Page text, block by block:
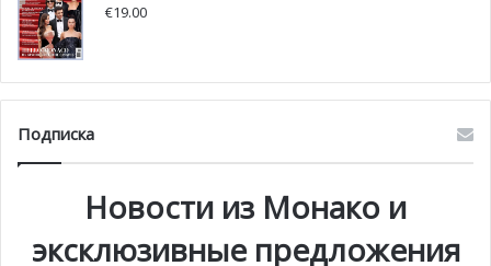
€19.00
Подписка
Новости из Монако и
эксклюзивные предложения